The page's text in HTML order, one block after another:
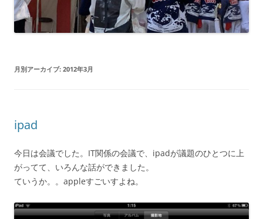
月別アーカイブ: 2012年3月
ipad
今日は会議でした。IT関係の会議で、ipadが議題のひとつに上
がってて、いろんな話ができました。
ていうか。。appleすごいすよね。